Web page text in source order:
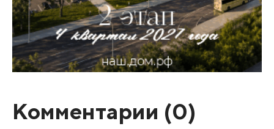
Комментарии (0)